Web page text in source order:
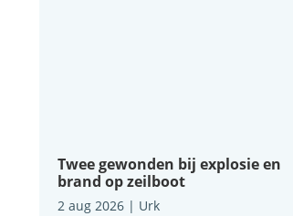
Twee gewonden bij explosie en
brand op zeilboot
2 aug 2026| Urk